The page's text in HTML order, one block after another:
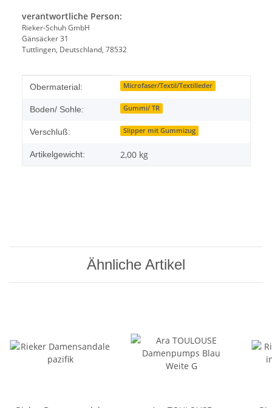
verantwortliche Person:
Rieker-Schuh GmbH
Gänsäcker 31
Tuttlingen, Deutschland, 78532
Produkteigenschaft
Wert
Obermaterial: Microfaser/Textil/Textilleder
Boden/ Sohle: Gummi/ TR
Verschluß: Slipper mit Gummizug
Artikelgewicht: 2,00 kg
Ähnliche Artikel